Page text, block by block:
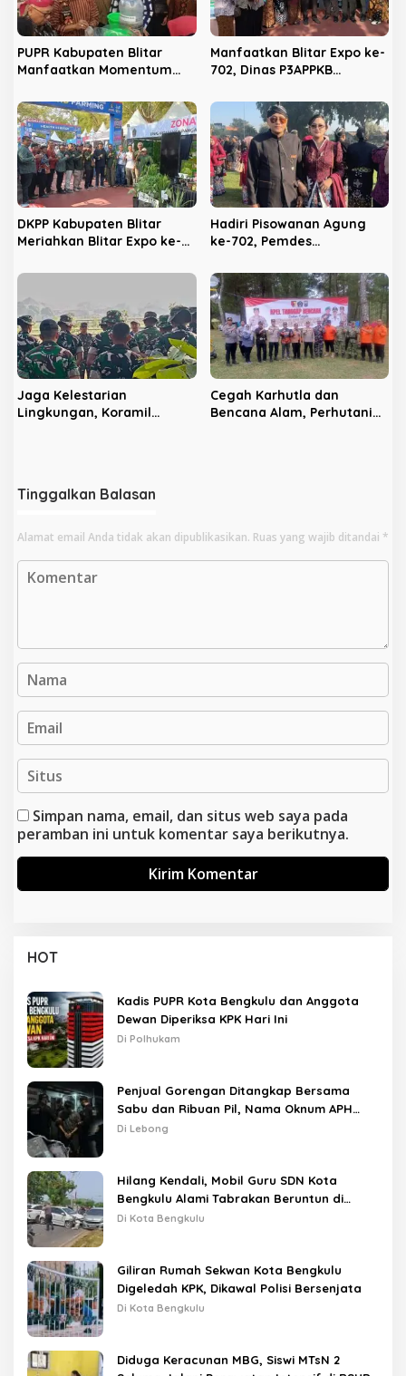
o
s
PUPR Kabupaten Blitar
Manfaatkan Momentum
Dekatkan Pelayanan Publik
Manfaatkan Blitar Expo ke-
702, Dinas P3APPKB
dan Pencegahan
Kekerasan Anak
DKPP Kabupaten Blitar
Meriahkan Blitar Expo ke-
Pertanian Modern dan
Hadiri Pisowanan Agung
ke-702, Pemdes
Ajang Silaturahmi dan
‘Ngasuh Kawruh’
Jaga Kelestarian
Lingkungan, Koramil
Cegah Karhutla dan
Bencana Alam, Perhutani
Tinggalkan Balasan
Alamat email Anda tidak akan dipublikasikan. Ruas yang wajib ditandai *
Simpan nama, email, dan situs web saya pada
peramban ini untuk komentar saya berikutnya.
HOT
Kadis PUPR Kota Bengkulu dan Anggota
Dewan Diperiksa KPK Hari Ini
Di Polhukam
Penjual Gorengan Ditangkap Bersama
Sabu dan Ribuan Pil, Nama Oknum APH
Disebut Saat Interogasi
Di Lebong
Hilang Kendali, Mobil Guru SDN Kota
Bengkulu Alami Tabrakan Beruntun di
Lampu Merah
Di Kota Bengkulu
Giliran Rumah Sekwan Kota Bengkulu
Digeledah KPK, Dikawal Polisi Bersenjata
Di Kota Bengkulu
Diduga Keracunan MBG, Siswi MTsN 2